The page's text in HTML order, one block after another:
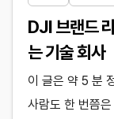
DJI 브랜드
는 기술 회사
이 글은 약 5 분
사람도 한 번쯤